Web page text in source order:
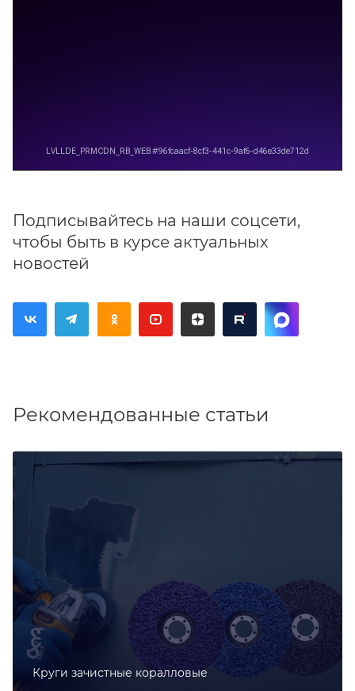
Подписывайтесь на наши соцсети,
чтобы быть в курсе актуальных
новостей
Рекомендованные статьи
Круги зачистные коралловые